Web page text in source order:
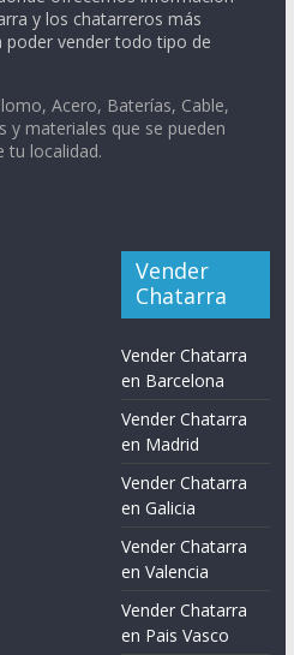
y los chatarreros más
poder vender todo tipo de
Acero, Baterías, Cable,
materiales que se pueden
tu localidad.
Vender
Chatarra
Vender Chatarra
en Barcelona
Vender Chatarra
en Madrid
Vender Chatarra
en Galicia
Vender Chatarra
en Valencia
Vender Chatarra
en Pais Vasco